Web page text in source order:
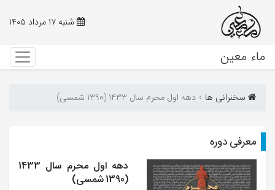
شنبه ۱۷ مرداد ۱۴۰۵
ماء معین
سخنرانی ها دهه اول محرم سال 1433 (1390 شمسی)
معرفی دوره
دهه اول محرم سال 1433
(1390 شمسی)